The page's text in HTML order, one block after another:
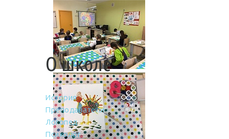
О школе
История
Преподаватели
Логопед
Психолог